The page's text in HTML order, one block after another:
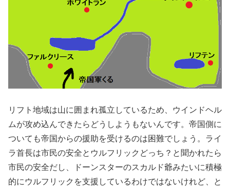
リフト地域は山に囲まれ孤立しているため、ウインドヘル
ムが攻め込んできたらどうしようもないんです。帝国側に
ついても帝国からの援助を受けるのは困難でしょう。ライ
ラ首長は市民の安全とウルフリックどっち？と聞かれたら
市民の安全だし、ドーンスターのスカルド爺みたいに積極
的にウルフリックを支援しているわけではないけれど、と